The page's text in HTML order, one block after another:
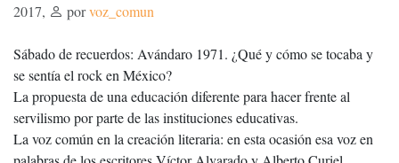
2017, porvoz_comun
Sábado de recuerdos: Avándaro 1971. ¿Qué y cómo se tocaba y
se sentía el rock en México?
La propuesta de una educación diferente para hacer frente al
servilismo por parte de las instituciones educativas.
La voz común en la creación literaria: en esta ocasión esa voz en